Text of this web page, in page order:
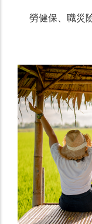
勞健保、職災